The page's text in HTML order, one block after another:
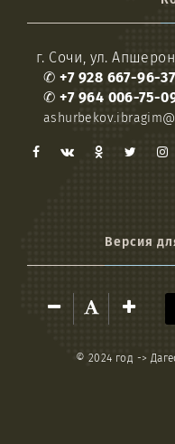
г. Сочи, ул.
✆ +7 928 667-96-37
✆ +7 964 006-75-
Версия
© 2024 год ->